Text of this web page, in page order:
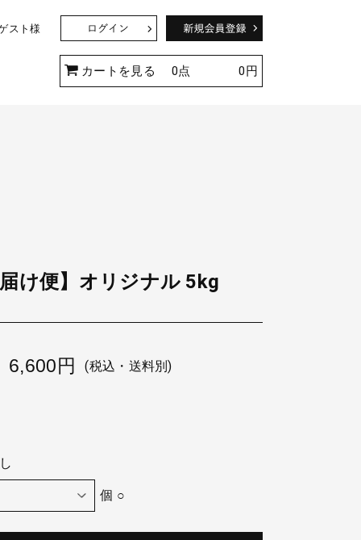
スト様
カートを見る 0点 0円
届け便】オリジナル 5kg
6,600円 (税込・送料別)
個 ○